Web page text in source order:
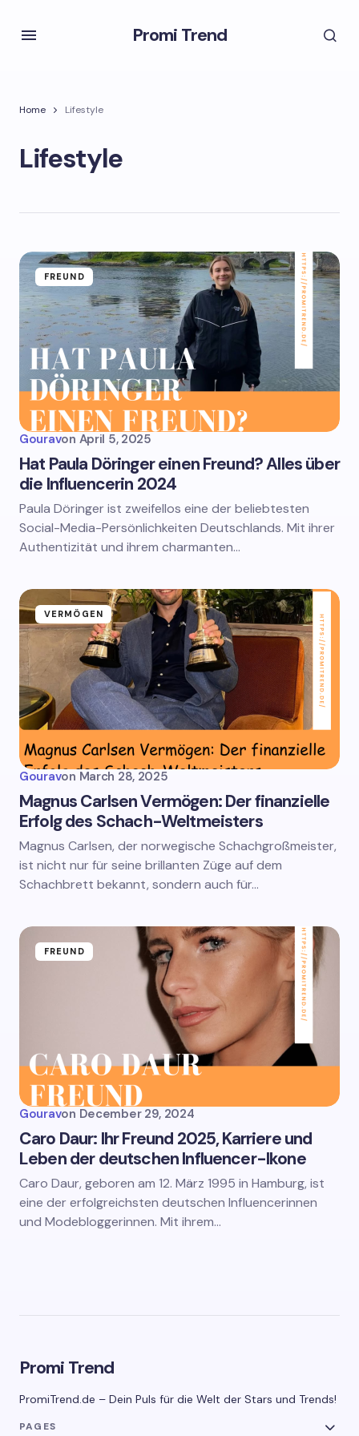
Promi Trend
Home Lifestyle
Lifestyle
FREUND
Gouravon April 5, 2025
Hat Paula Döringer einen Freund? Alles über
die Influencerin 2024
Paula Döringer ist zweifellos eine der beliebtesten
Social-Media-Persönlichkeiten Deutschlands. Mit ihrer
Authentizität und ihrem charmanten…
VERMÖGEN
Gouravon March 28, 2025
Magnus Carlsen Vermögen: Der finanzielle
Erfolg des Schach-Weltmeisters
Magnus Carlsen, der norwegische Schachgroßmeister,
ist nicht nur für seine brillanten Züge auf dem
Schachbrett bekannt, sondern auch für…
FREUND
Gouravon December 29, 2024
Caro Daur: Ihr Freund 2025, Karriere und
Leben der deutschen Influencer-Ikone
Caro Daur, geboren am 12. März 1995 in Hamburg, ist
eine der erfolgreichsten deutschen Influencerinnen
und Modebloggerinnen. Mit ihrem…
Promi Trend
PromiTrend.de – Dein Puls für die Welt der Stars und Trends!
PAGES